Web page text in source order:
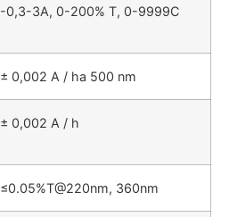
-0,3-3A, 0-200% T, 0-9999C
± 0,002 A / ha 500 nm
± 0,002 A / h
≤0.05%T@220nm, 360nm